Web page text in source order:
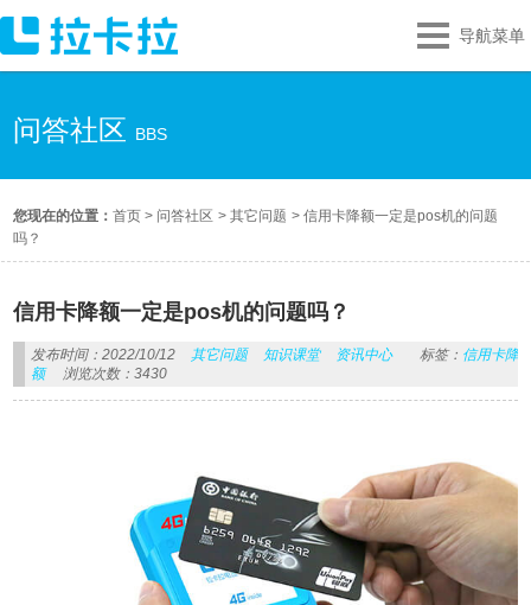
导航菜单
问答社区 BBS
您现在的位置：首页 > 问答社区 >其它问题 >信用卡降额一定是pos机的问题
吗？
信用卡降额一定是pos机的问题吗？
发布时间：2022/10/12 其它问题 知识课堂 资讯中心 标签： 信用卡降
额
浏览次数：3430